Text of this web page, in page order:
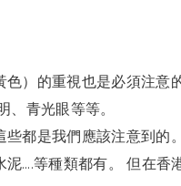
）的重視也是必須注意
青光眼等等。
都是我們應該注意到的。
….等種類都有。 但在香